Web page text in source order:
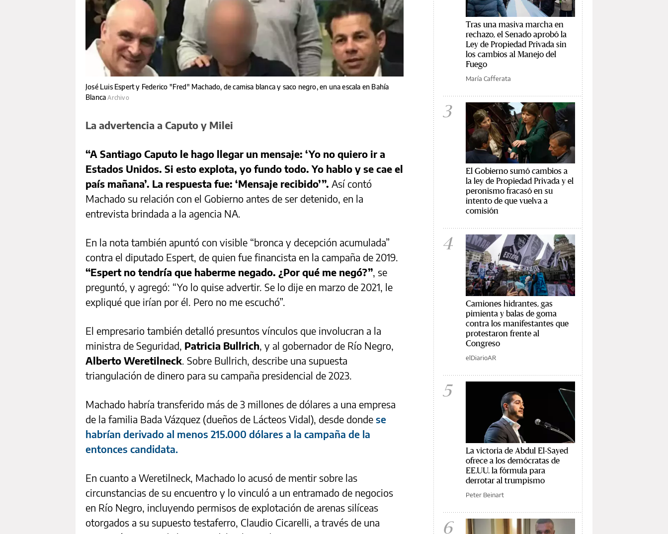
José Luis Espert y Federico "Fred" Machado, de camisa blanca y saco negro, en una escala en Bahía
BlancaArchivo
La advertencia a Caputo y Milei
“A Santiago Caputo le hago llegar un mensaje: ‘Yo no quiero ir a
Estados Unidos. Si esto explota, yo fundo todo. Yo hablo y se cae el
país mañana’. La respuesta fue: ‘Mensaje recibido’”. Así contó
Machado su relación con el Gobierno antes de ser detenido, en la
entrevista brindada a la agencia NA.
En la nota también apuntó con visible “bronca y decepción acumulada”
contra el diputado Espert, de quien fue financista en la campaña de 2019.
“Espert no tendría que haberme negado. ¿Por qué me negó?”, se
preguntó, y agregó: “Yo lo quise advertir. Se lo dije en marzo de 2021, le
expliqué que irían por él. Pero no me escuchó”.
El empresario también detalló presuntos vínculos que involucran a la
ministra de Seguridad, Patricia Bullrich, y al gobernador de Río Negro,
Alberto Weretilneck. Sobre Bullrich, describe una supuesta
triangulación de dinero para su campaña presidencial de 2023.
Machado habría transferido más de 3 millones de dólares a una empresa
de la familia Bada Vázquez (dueños de Lácteos Vidal), desde donde se
habrían derivado al menos 215.000 dólares a la campaña de la
entonces candidata.
En cuanto a Weretilneck, Machado lo acusó de mentir sobre las
circunstancias de su encuentro y lo vinculó a un entramado de negocios
en Río Negro, incluyendo permisos de explotación de arenas silíceas
otorgados a su supuesto testaferro, Claudio Cicarelli, a través de una
Tras una masiva marcha en
rechazo, el Senado aprobó la
Ley de Propiedad Privada sin
los cambios al Manejo del
Fuego
María Cafferata
3
El Gobierno sumó cambios a
la ley de Propiedad Privada y el
peronismo fracasó en su
intento de que vuelva a
comisión
4
Camiones hidrantes, gas
pimienta y balas de goma
contra los manifestantes que
protestaron frente al
Congreso
elDiarioAR
5
La victoria de Abdul El-Sayed
ofrece a los demócratas de
EE.UU. la fórmula para
derrotar al trumpismo
Peter Beinart
6